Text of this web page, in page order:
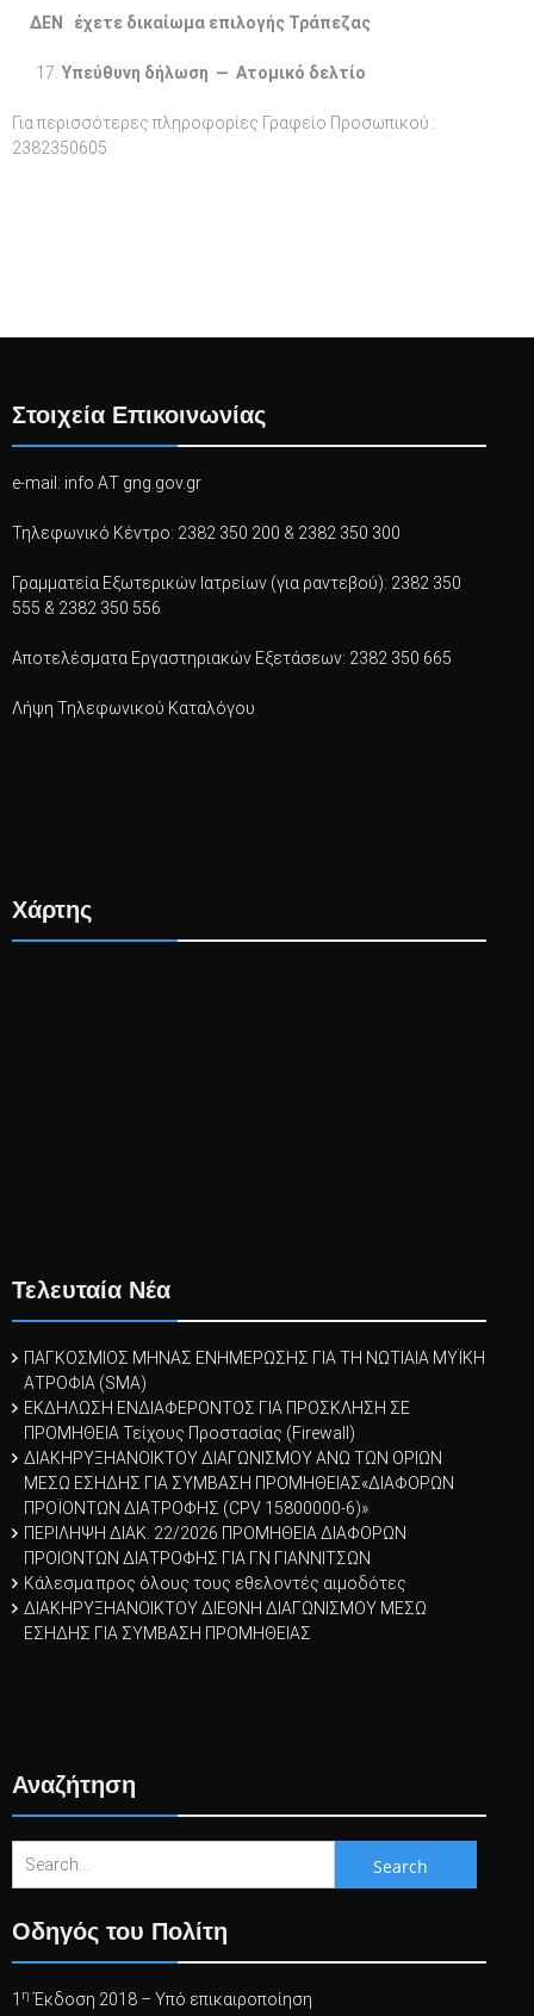
ΔΕΝ έχετε δικαίωμα επιλογής Τράπεζας
Υπεύθυνη δήλωση — Ατομικό δελτίο
Για περισσότερες πληροφορίες Γραφείο Προσωπικού :
2382350605
Στοιχεία Επικοινωνίας
e-mail: info ΑΤ gng.gov.gr
Τηλεφωνικό Κέντρο: 2382 350 200 & 2382 350 300
Γραμματεία Εξωτερικών Ιατρείων (για ραντεβού): 2382 350
555 & 2382 350 556
Αποτελέσματα Εργαστηριακών Εξετάσεων: 2382 350 665
Λήψη Τηλεφωνικού Καταλόγου
Χάρτης
Τελευταία Νέα
ΠΑΓΚΟΣΜΙΟΣ ΜΗΝΑΣ ΕΝΗΜΕΡΩΣΗΣ ΓΙΑ ΤΗ ΝΩΤΙΑΙΑ ΜΥΪΚΗ
ΑΤΡΟΦΙΑ (SMA)
ΕΚΔΗΛΩΣΗ ΕΝΔΙΑΦΕΡΟΝΤΟΣ ΓΙΑ ΠΡΟΣΚΛΗΣΗ ΣΕ
ΠΡΟΜΗΘΕΙΑ Τείχους Προστασίας (Firewall)
ΔΙΑΚΗΡΥΞΗΑΝΟΙΚΤΟΥ ΔΙΑΓΩΝΙΣΜΟΥ ΑΝΩ ΤΩΝ ΟΡΙΩΝ
ΜΕΣΩ ΕΣΗΔΗΣ ΓΙΑ ΣΥΜΒΑΣΗ ΠΡΟΜΗΘΕΙΑΣ«ΔΙΑΦΟΡΩΝ
ΠΡΟΪOΝΤΩΝ ΔΙΑΤΡΟΦΗΣ (CPV 15800000-6)»
ΠΕΡΙΛΗΨΗ ΔΙΑΚ. 22/2026 ΠΡΟΜΗΘΕΙΑ ΔΙΑΦΟΡΩΝ
ΠΡΟΙΟΝΤΩΝ ΔΙΑΤΡΟΦΗΣ ΓΙΑ Γ.Ν ΓΙΑΝΝΙΤΣΩΝ
Κάλεσμα προς όλους τους εθελοντές αιμοδότες
ΔΙΑΚΗΡΥΞΗΑΝΟΙΚΤΟΥ ΔΙΕΘΝΗ ΔΙΑΓΩΝΙΣΜΟΥ ΜΕΣΩ
ΕΣΗΔΗΣ ΓΙΑ ΣΥΜΒΑΣΗ ΠΡΟΜΗΘΕΙΑΣ
Αναζήτηση
for:
Οδηγός του Πολίτη
1 η Έκδοση 2018 – Υπό επικαιροποίηση